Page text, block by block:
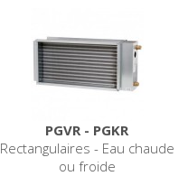
PGVR - PGKR
Rectangulaires - Eau chaude
ou froide